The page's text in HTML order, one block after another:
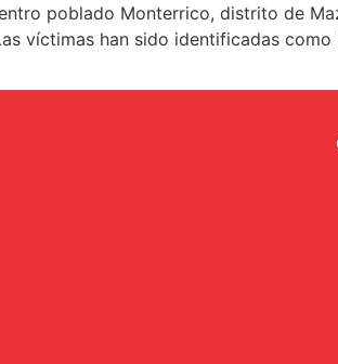
poblado Monterrico, distrito de
víctimas han sido identificadas